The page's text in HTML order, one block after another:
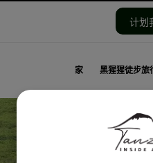
计划
家 黑猩猩徒步旅